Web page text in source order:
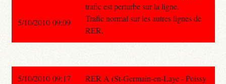
trafic est perturbe sur la ligne.
Trafic normal sur les autres lignes de
RER.
5/10/2010 09:09
5/10/2010 09:17
RER A (St-Germain-en-Laye - Poissy